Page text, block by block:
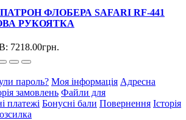
ФЛОБЕРА SAFARI RF-441
РУКОЯТКА
7218.00грн.
пароль? Моя інформація Адресна
замовлень Файли для
платежі Бонусні бали Повернення Історія